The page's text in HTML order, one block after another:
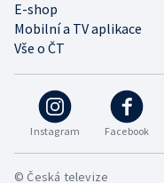
Instagram Facebook
E-shop
Mobilní a TV aplikace
Vše o ČT
© Česká televize